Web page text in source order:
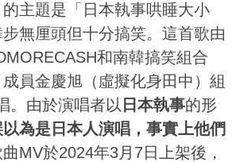
的主題是「日本執事哄睡大小
無厘頭但十分搞笑。這首歌由
和南韓搞笑組合
成員金慶旭（虛擬化身田中）組
。由於演唱者以 日本執事的形
為是日本人演唱，事實上他們
曲MV於2024年3月7日上架後，